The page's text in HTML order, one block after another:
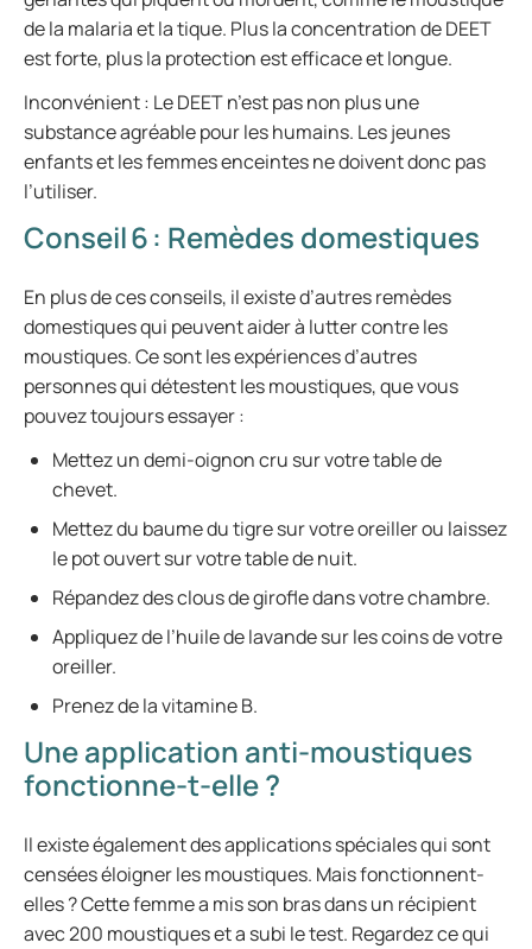
de la malaria et la tique. Plus la concentration de DEET
est forte, plus la protection est efficace et longue.
Inconvénient : Le DEET n’est pas non plus une
substance agréable pour les humains. Les jeunes
enfants et les femmes enceintes ne doivent donc pas
l’utiliser.
Conseil 6 : Remèdes domestiques
En plus de ces conseils, il existe d’autres remèdes
domestiques qui peuvent aider à lutter contre les
moustiques. Ce sont les expériences d’autres
personnes qui détestent les moustiques, que vous
pouvez toujours essayer :
Mettez un demi-oignon cru sur votre table de
chevet.
Mettez du baume du tigre sur votre oreiller ou laissez
le pot ouvert sur votre table de nuit.
Répandez des clous de girofle dans votre chambre.
Appliquez de l’huile de lavande sur les coins de votre
oreiller.
Prenez de la vitamine B.
Une application anti-moustiques
fonctionne-t-elle ?
Il existe également des applications spéciales qui sont
censées éloigner les moustiques. Mais fonctionnent-
elles ? Cette femme a mis son bras dans un récipient
avec 200 moustiques et a subi le test. Regardez ce qui